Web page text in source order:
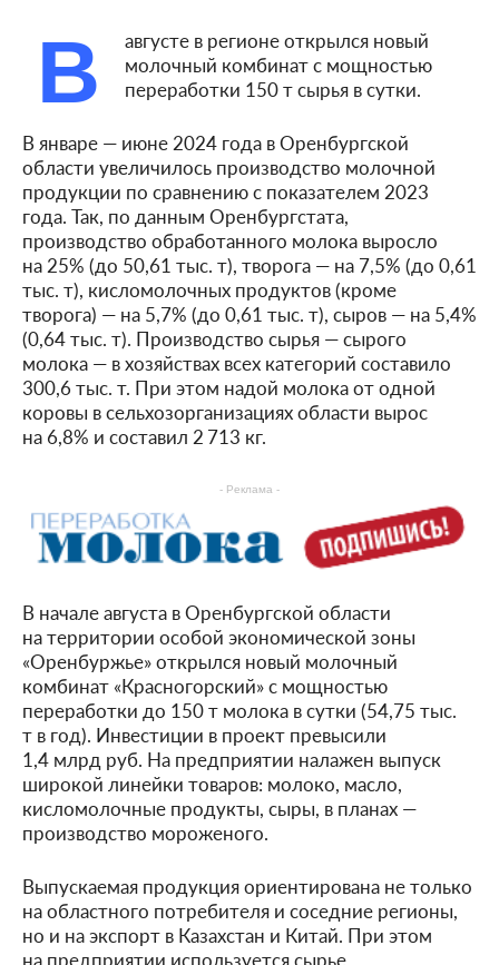
В
августе в регионе открылся новый
молочный комбинат с мощностью
переработки 150 т сырья в сутки.
В январе — июне 2024 года в Оренбургской
области увеличилось производство молочной
продукции по сравнению с показателем 2023
года. Так, по данным Оренбургстата,
производство обработанного молока выросло
на 25% (до 50,61 тыс. т), творога — на 7,5% (до 0,61
тыс. т), кисломолочных продуктов (кроме
творога) — на 5,7% (до 0,61 тыс. т), сыров — на 5,4%
(0,64 тыс. т). Производство сырья — сырого
молока — в хозяйствах всех категорий составило
300,6 тыс. т. При этом надой молока от одной
коровы в сельхозорганизациях области вырос
на 6,8% и составил 2 713 кг.
- Реклама -
В начале августа в Оренбургской области
на территории особой экономической зоны
«Оренбуржье» открылся новый молочный
комбинат «Красногорский» с мощностью
переработки до 150 т молока в сутки (54,75 тыс.
т в год). Инвестиции в проект превысили
1,4 млрд руб. На предприятии налажен выпуск
широкой линейки товаров: молоко, масло,
кисломолочные продукты, сыры, в планах —
производство мороженого.
Выпускаемая продукция ориентирована не только
на областного потребителя и соседние регионы,
но и на экспорт в Казахстан и Китай. При этом
на предприятии используется сырье